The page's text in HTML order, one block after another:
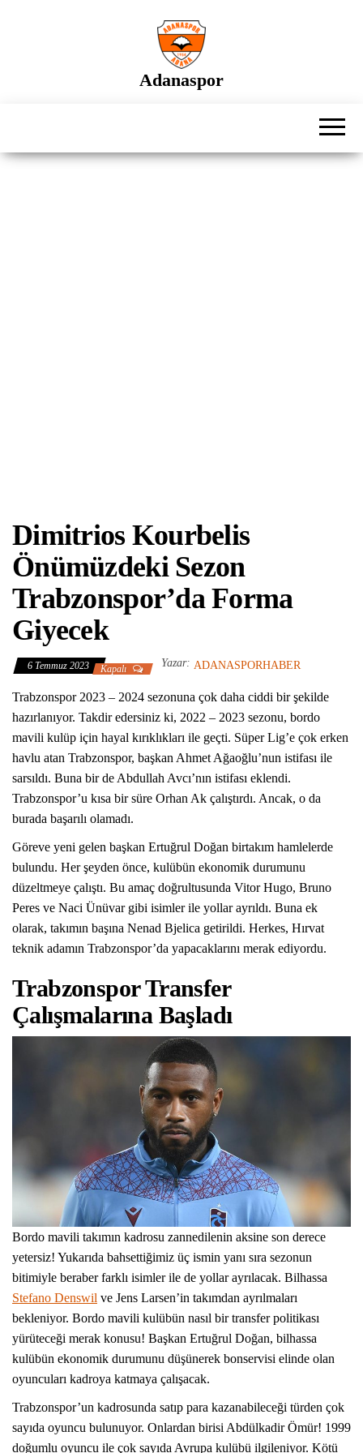
Adanaspor
Dimitrios Kourbelis
Önümüzdeki Sezon
Trabzonspor’da Forma
Giyecek
6 Temmuz 2023 Kapalı Yazar: ADANASPORHABER
Trabzonspor 2023 – 2024 sezonuna çok daha ciddi bir şekilde
hazırlanıyor. Takdir edersiniz ki, 2022 – 2023 sezonu, bordo
mavili kulüp için hayal kırıklıkları ile geçti. Süper Lig’e çok erken
havlu atan Trabzonspor, başkan Ahmet Ağaoğlu’nun istifası ile
sarsıldı. Buna bir de Abdullah Avcı’nın istifası eklendi.
Trabzonspor’u kısa bir süre Orhan Ak çalıştırdı. Ancak, o da
burada başarılı olamadı.
Göreve yeni gelen başkan Ertuğrul Doğan birtakım hamlelerde
bulundu. Her şeyden önce, kulübün ekonomik durumunu
düzeltmeye çalıştı. Bu amaç doğrultusunda Vitor Hugo, Bruno
Peres ve Naci Ünüvar gibi isimler ile yollar ayrıldı. Buna ek
olarak, takımın başına Nenad Bjelica getirildi. Herkes, Hırvat
teknik adamın Trabzonspor’da yapacaklarını merak ediyordu.
Trabzonspor Transfer
Çalışmalarına Başladı
Bordo mavili takımın kadrosu zannedilenin aksine son derece
yetersiz! Yukarıda bahsettiğimiz üç ismin yanı sıra sezonun
bitimiyle beraber farklı isimler ile de yollar ayrılacak. Bilhassa
Stefano Denswil ve Jens Larsen’in takımdan ayrılmaları
bekleniyor. Bordo mavili kulübün nasıl bir transfer politikası
yürüteceği merak konusu! Başkan Ertuğrul Doğan, bilhassa
kulübün ekonomik durumunu düşünerek bonservisi elinde olan
oyuncuları kadroya katmaya çalışacak.
Trabzonspor’un kadrosunda satıp para kazanabileceği türden çok
sayıda oyuncu bulunuyor. Onlardan birisi Abdülkadir Ömür! 1999
doğumlu oyuncu ile çok sayıda Avrupa kulübü ilgileniyor. Kötü